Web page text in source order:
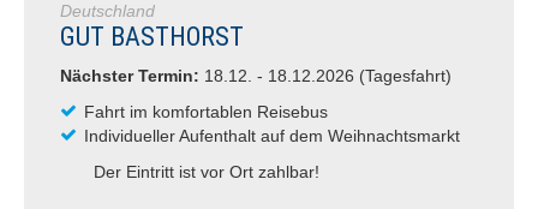
Deutschland
GUT BASTHORST
Nächster Termin: 18.12. - 18.12.2026 (Tagesfahrt)
Fahrt im komfortablen Reisebus
Individueller Aufenthalt auf dem Weihnachtsmarkt
Der Eintritt ist vor Ort zahlbar!